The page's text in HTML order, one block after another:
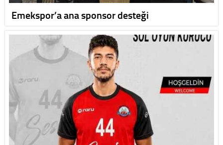
Emekspor’a ana sponsor desteği